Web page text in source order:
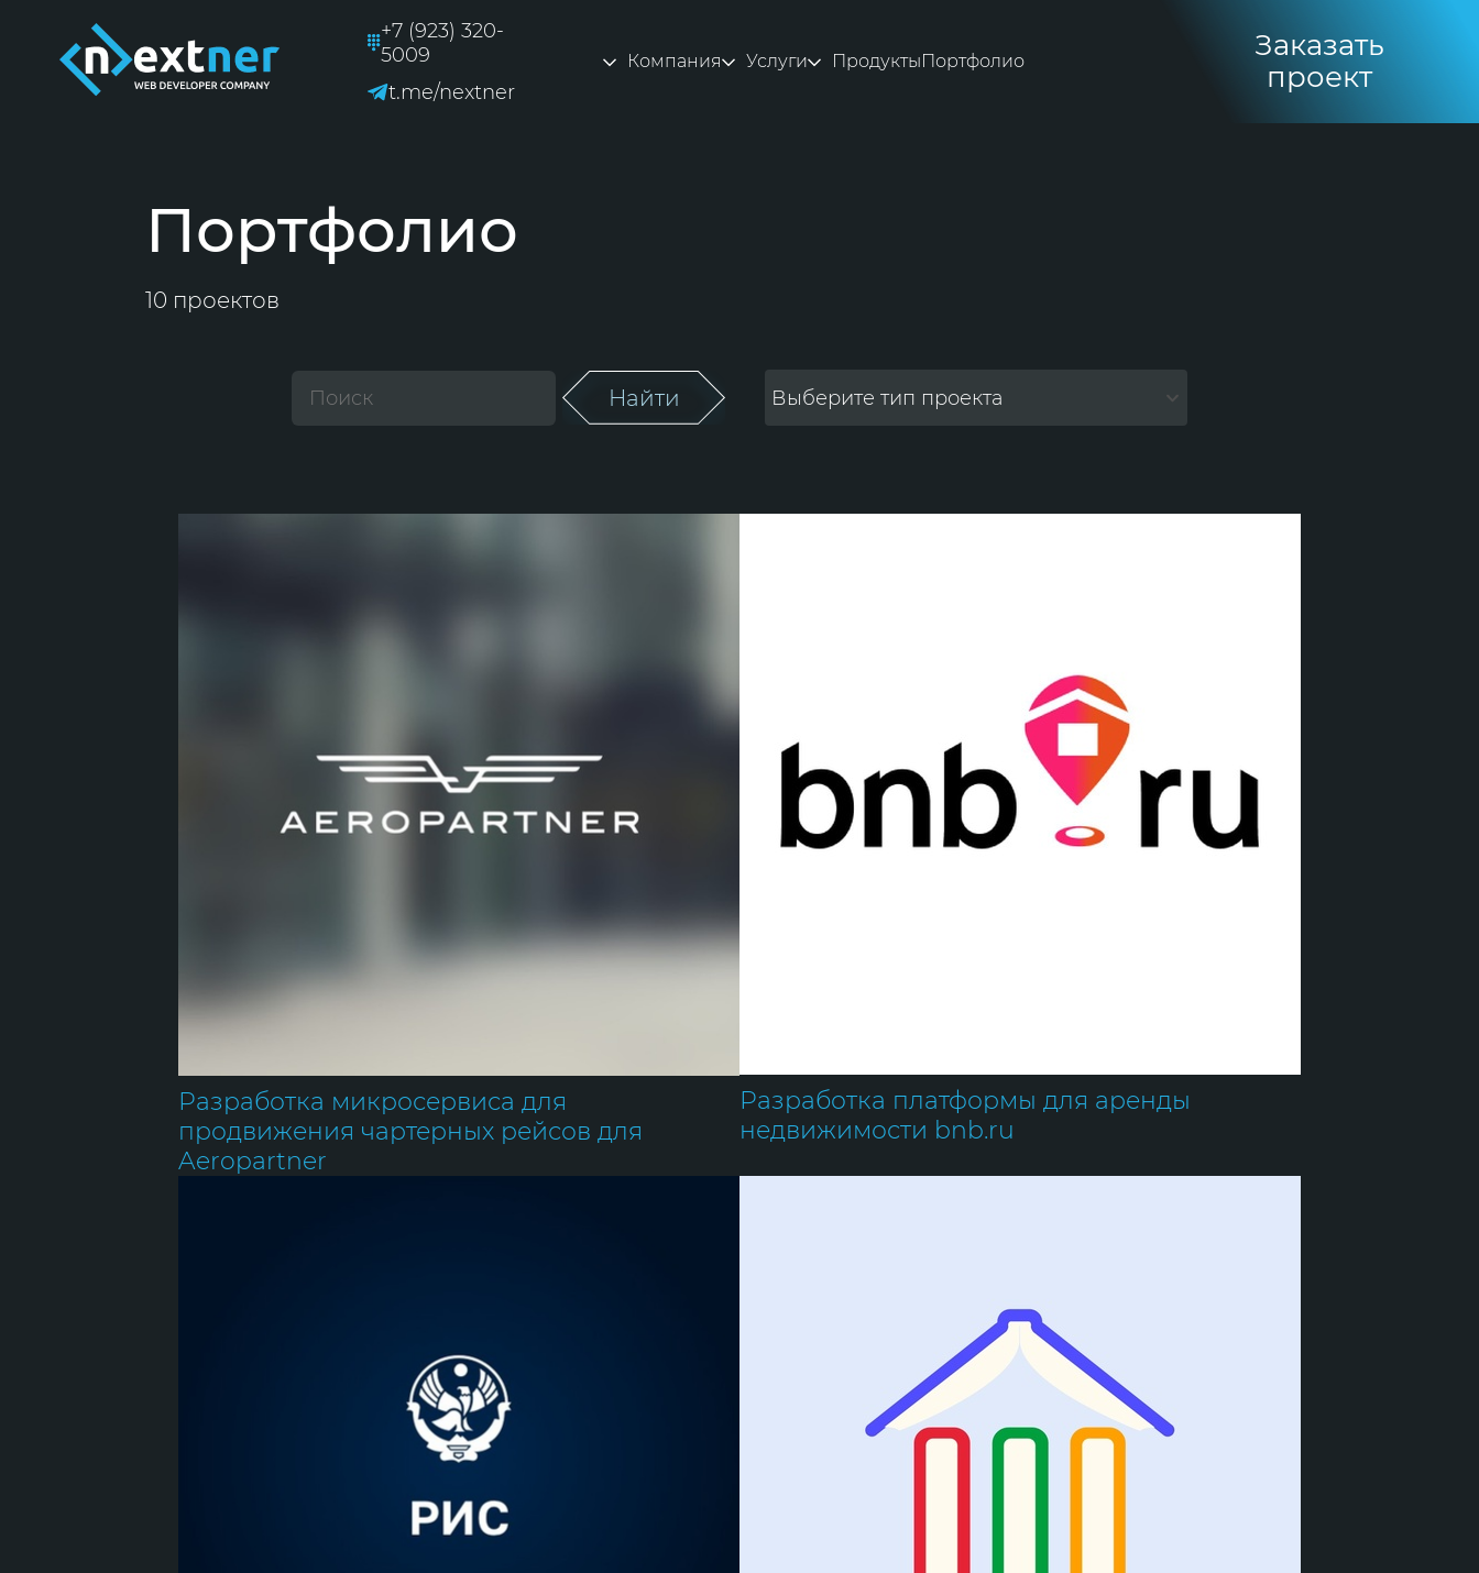
+7 (923) 320-
5009
t.me/nextner
Компания Услуги ПродуктыПортфолио
Заказать
проект
Портфолио
10 проектов
Найти Выберите тип проекта
Разработка микросервиса для
продвижения чартерных рейсов для
Aeropartner
Разработка платформы для аренды
недвижимости bnb.ru